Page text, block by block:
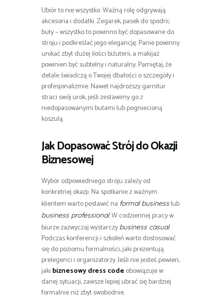
Ubiór to nie wszystko. Ważną rolę odgrywają
akcesoria i dodatki. Zegarek, pasek do spodni,
buty – wszystko to powinno być dopasowane do
stroju i podkreślać jego elegancję. Panie powinny
unikać zbyt dużej ilości biżuterii, a makijaż
powinien być subtelny i naturalny. Pamiętaj, że
detale świadczą o Twojej dbałości o szczegóły i
profesjonalizmie. Nawet najdroższy garnitur
straci swój urok, jeśli zestawimy go z
niedopasowanymi butami lub pogniecioną
koszulą.
Jak Dopasować Strój do Okazji
Biznesowej
Wybór odpowiedniego stroju zależy od
konkretnej okazji. Na spotkanie z ważnym
klientem warto postawić na formal businesslub
business professional. W codziennej pracy w
biurze zazwyczaj wystarczy business casual.
Podczas konferencji i szkoleń warto dostosować
się do poziomu formalności, jaki prezentują
prelegenci i organizatorzy. Jeśli nie jesteś pewien,
jaki biznesowy dress code obowiązuje w
danej sytuacji, zawsze lepiej ubrać się bardziej
formalnie niż zbyt swobodnie.